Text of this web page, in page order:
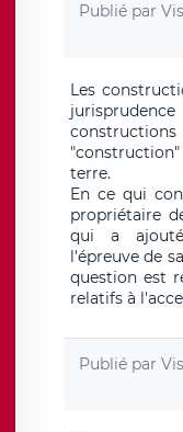
Publié par
Les
"construction"
terre.
En ce qui
propriétaire
qui a
l'épreuve de
question est
relatifs à
Publié par